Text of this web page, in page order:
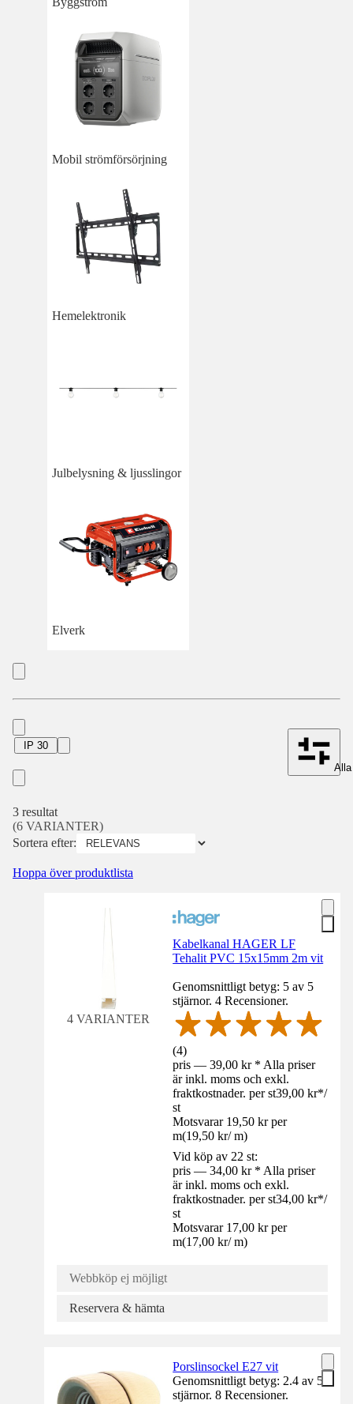
Mobil strömförsörjning
Hemelektronik
Julbelysning & ljusslingor
Elverk
IP 30
3 resultat
(6 VARIANTER)
Sortera efter:
Hoppa över produktlista
4 VARIANTER
Kabelkanal HAGER LF
Tehalit PVC 15x15mm 2m vit
Genomsnittligt betyg: 5 av 5
stjärnor. 4 Recensioner.
(4)
pris — 39,00 kr * Alla priser
är inkl. moms och exkl.
fraktkostnader. per st39,00 kr*/
st
Motsvarar 19,50 kr per
m(19,50 kr/ m)
Vid köp av 22 st:
pris — 34,00 kr * Alla priser
är inkl. moms och exkl.
fraktkostnader. per st34,00 kr*/
st
Motsvarar 17,00 kr per
m(17,00 kr/ m)
Webbköp ej möjligt
Reservera & hämta
Porslinsockel E27 vit
Genomsnittligt betyg: 2.4 av 5
stjärnor. 8 Recensioner.